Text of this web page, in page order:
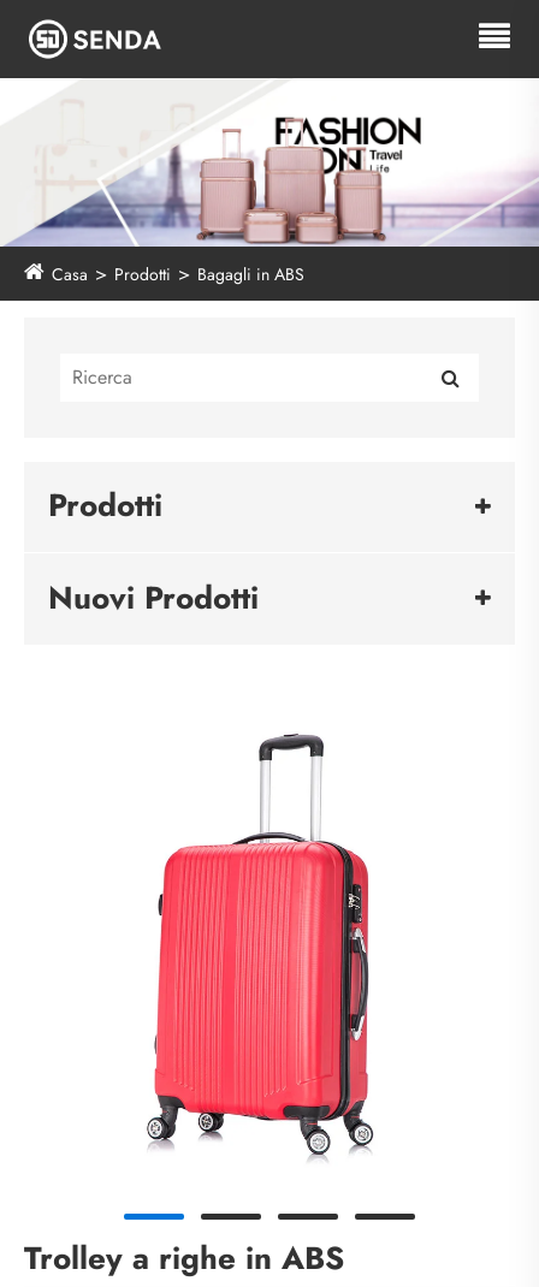
Casa Prodotti Bagagli in ABS
Prodotti
Nuovi Prodotti
Trolley a righe in ABS